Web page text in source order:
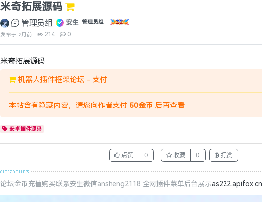
米奇拓展源码
管理员组 安生 管理员组
发布于 2月前 214 0
米奇拓展源码
机器人插件框架论坛 - 支付
本帖含有隐藏内容，请您向作者支付 50金币 后再查看
安卓插件源码
点赞 0 收藏 0 打赏
论坛金币充值购买联系安生微信ansheng2118 全网插件菜单后台展示as222.apifox.cn